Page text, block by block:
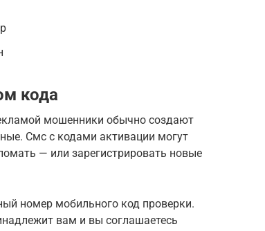
кода
мошенники обычно создают
Смс с кодами активации могут
— или зарегистрировать новые
номер мобильного код проверки.
вам и вы соглашаетесь